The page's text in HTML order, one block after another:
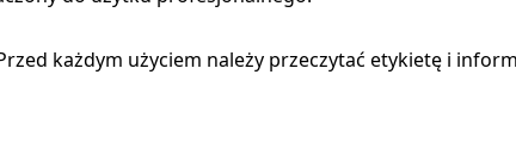
każdym użyciem należy przeczytać etykietę i